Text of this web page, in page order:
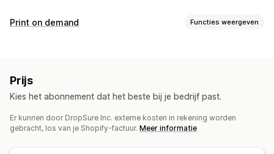
Producten die je kunt verkopen
Huisdierproducten
Automotive
Inkooplocaties
Print on demand Functies weergeven
Mockup-generator
Bags Apparel Drinkware Woondecoratie
Prijs
Kies het abonnement dat het beste bij je bedrijf past.
Er kunnen door DropSure Inc. externe kosten in rekening worden
gebracht, los van je Shopify-factuur. Meer informatie